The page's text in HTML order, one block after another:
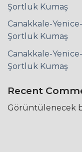
Şortluk Kumaş
Canakkale-
Şortluk Kumaş
Canakkale-
Şortluk Kumaş
Recent
Görüntülenecek